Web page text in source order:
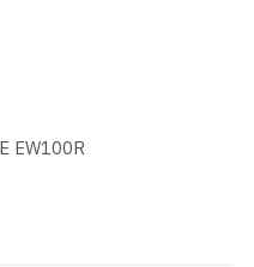
EW100R